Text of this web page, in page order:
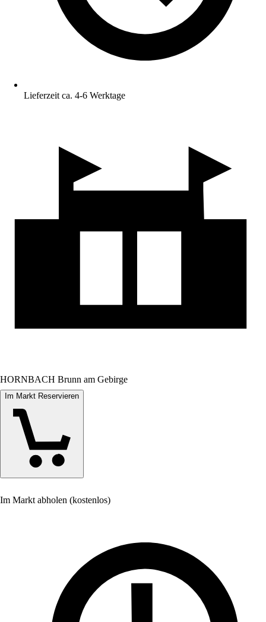
Lieferzeit ca. 4-6 Werktage
HORNBACH Brunn am Gebirge
Im Markt Reservieren
Im Markt abholen (kostenlos)